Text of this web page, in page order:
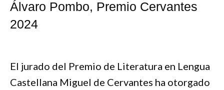
Álvaro Pombo, Premio Cervantes
2024
El jurado del Premio de Literatura en Lengua
Castellana Miguel de Cervantes ha otorgado